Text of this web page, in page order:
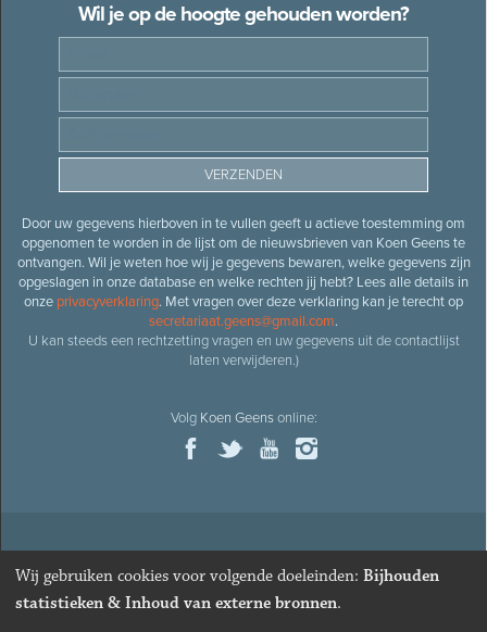
Wil je op de hoogte gehouden worden?
Door uw gegevens hierboven in te vullen geeft u actieve toestemming om
opgenomen te worden in de lijst om de nieuwsbrieven van Koen Geens te
ontvangen. Wil je weten hoe wij je gegevens bewaren, welke gegevens zijn
opgeslagen in onze database en welke rechten jij hebt? Lees alle details in
onze privacyverklaring. Met vragen over deze verklaring kan je terecht op
secretariaat.geens@gmail.com.
U kan steeds een rechtzetting vragen en uw gegevens uit de contactlijst
laten verwijderen.)
Volg Koen Geensonline:
© 2026Oud-minister en ere-volksvertegenwoordiger Koen
· Alle rechten voorbehouden · Cookies wijzigen
Webdesign&website ontwikkelingdoor Zenjoy in Leuven
Wij gebruiken cookies voor volgende doeleinden: Bijhouden
statistieken & Inhoud van externe bronnen.